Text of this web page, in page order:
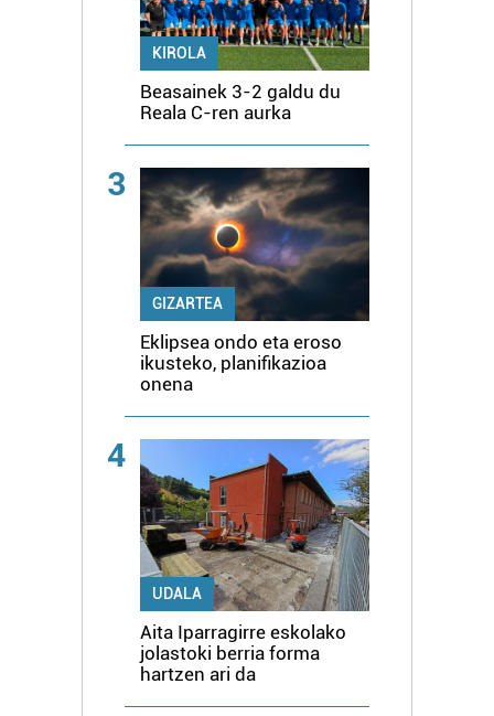
KIROLA
Beasainek 3-2 galdu du
Reala C-ren aurka
3
GIZARTEA
Eklipsea ondo eta eroso
ikusteko, planifikazioa
onena
4
UDALA
Aita Iparragirre eskolako
jolastoki berria forma
hartzen ari da